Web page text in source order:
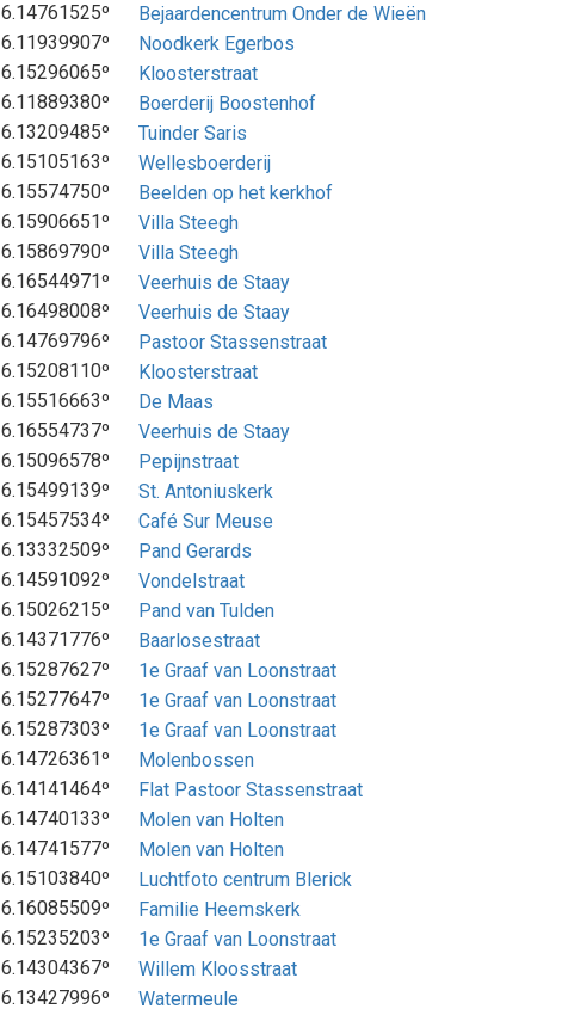
6.14761525º
Bejaardencentrum Onder de Wieën
6.11939907º
Noodkerk Egerbos
6.15296065º
Kloosterstraat
6.11889380º
Boerderij Boostenhof
6.13209485º
Tuinder Saris
6.15105163º
Wellesboerderij
6.15574750º
Beelden op het kerkhof
6.15906651º
Villa Steegh
6.15869790º
Villa Steegh
6.16544971º
Veerhuis de Staay
6.16498008º
Veerhuis de Staay
6.14769796º
Pastoor Stassenstraat
6.15208110º
Kloosterstraat
6.15516663º
De Maas
6.16554737º
Veerhuis de Staay
6.15096578º
Pepijnstraat
6.15499139º
St. Antoniuskerk
6.15457534º
Café Sur Meuse
6.13332509º
Pand Gerards
6.14591092º
Vondelstraat
6.15026215º
Pand van Tulden
6.14371776º
Baarlosestraat
6.15287627º
1e Graaf van Loonstraat
6.15277647º
1e Graaf van Loonstraat
6.15287303º
1e Graaf van Loonstraat
6.14726361º
Molenbossen
6.14141464º
Flat Pastoor Stassenstraat
6.14740133º
Molen van Holten
6.14741577º
Molen van Holten
6.15103840º
Luchtfoto centrum Blerick
6.16085509º
Familie Heemskerk
6.15235203º
1e Graaf van Loonstraat
6.14304367º
Willem Kloosstraat
6.13427996º
Watermeule